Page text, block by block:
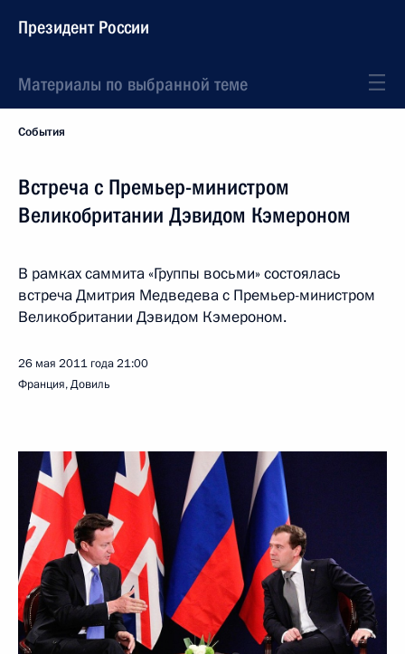
Президент России
Материалы по выбранной теме
События
Встреча с Премьер-министром
Великобритании Дэвидом Кэмероном
В рамках саммита «Группы восьми» состоялась
встреча Дмитрия Медведева с Премьер-министром
Великобритании Дэвидом Кэмероном.
26 мая 2011 года21:00
Франция, Довиль